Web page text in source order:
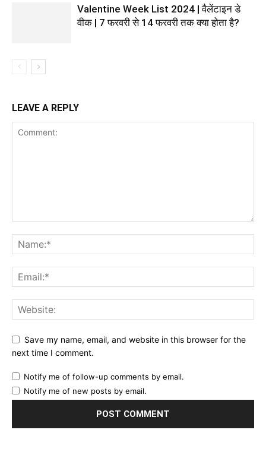
Valentine Week List 2024 | वैलेंटाइन डे
वीक | 7 फरवरी से 14 फरवरी तक क्या होता है?
LEAVE A REPLY
Save my name, email, and website in this browser for the
next time I comment.
Notify me of follow-up comments by email.
Notify me of new posts by email.